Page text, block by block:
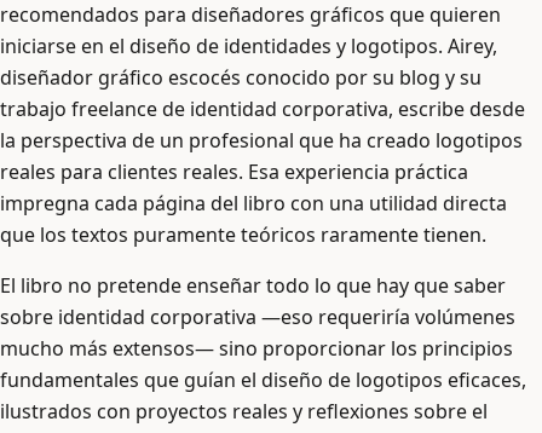
recomendados para diseñadores gráficos que quieren
iniciarse en el diseño de identidades y logotipos. Airey,
diseñador gráfico escocés conocido por su blog y su
trabajo freelance de identidad corporativa, escribe desde
la perspectiva de un profesional que ha creado logotipos
reales para clientes reales. Esa experiencia práctica
impregna cada página del libro con una utilidad directa
que los textos puramente teóricos raramente tienen.
El libro no pretende enseñar todo lo que hay que saber
sobre identidad corporativa —eso requeriría volúmenes
mucho más extensos— sino proporcionar los principios
fundamentales que guían el diseño de logotipos eficaces,
ilustrados con proyectos reales y reflexiones sobre el